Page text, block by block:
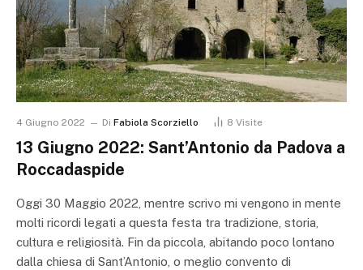
4 Giugno 2022 Di Fabiola Scorziello 8 Visite
13 Giugno 2022: Sant’Antonio da Padova a
Roccadaspide
Oggi 30 Maggio 2022, mentre scrivo mi vengono in mente
molti ricordi legati a questa festa tra tradizione, storia,
cultura e religiosità. Fin da piccola, abitando poco lontano
dalla chiesa di Sant’Antonio, o meglio convento di